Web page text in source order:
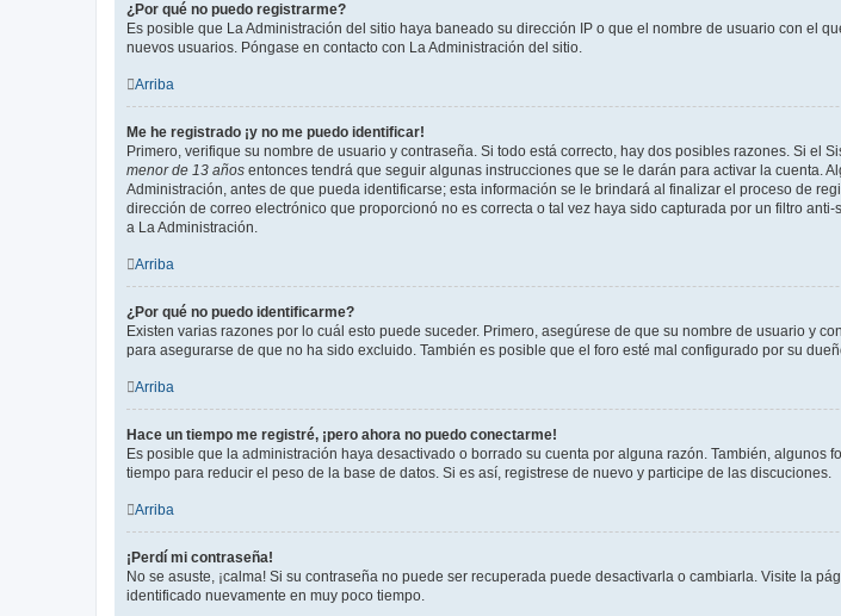
¿Por qué no puedo registrarme?
Es posible que La Administración del sitio haya baneado su dirección IP o que el nombre de usuario con el
nuevos usuarios. Póngase en contacto con La Administración del sitio.
Arriba
Me he registrado ¡y no me puedo identificar!
Primero, verifique su nombre de usuario y contraseña. Si todo está correcto, hay dos posibles razones. Si el
menor de 13 años entonces tendrá que seguir algunas instrucciones que se le darán para activar la cuenta.
Administración, antes de que pueda identificarse; esta información se le brindará al finalizar el proceso de
dirección de correo electrónico que proporcionó no es correcta o tal vez haya sido capturada por un filtro
a La Administración.
Arriba
¿Por qué no puedo identificarme?
Existen varias razones por lo cuál esto puede suceder. Primero, asegúrese de que su nombre de usuario y
para asegurarse de que no ha sido excluido. También es posible que el foro esté mal configurado por su
Arriba
Hace un tiempo me registré, ¡pero ahora no puedo conectarme!
Es posible que la administración haya desactivado o borrado su cuenta por alguna razón. También,
tiempo para reducir el peso de la base de datos. Si es así, registrese de nuevo y participe de las discuciones.
Arriba
¡Perdí mi contraseña!
No se asuste, ¡calma! Si su contraseña no puede ser recuperada puede desactivarla o cambiarla. Visite la
identificado nuevamente en muy poco tiempo.